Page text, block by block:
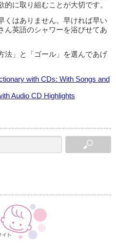
に取り組むことが大切です。
くはありません。早ければ早い
ん英語のシャワーを浴びせてあ
法」と「ゴール」を選んであげ
with CDs: With Songs and
Audio CD Highlights